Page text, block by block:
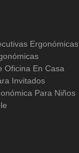
Ergonómicas
Oficina En Casa
Invitados
Para Niños